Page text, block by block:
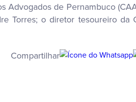
Advogados de Pernambuco
Torres; o diretor tesoureiro da
Compartilhar